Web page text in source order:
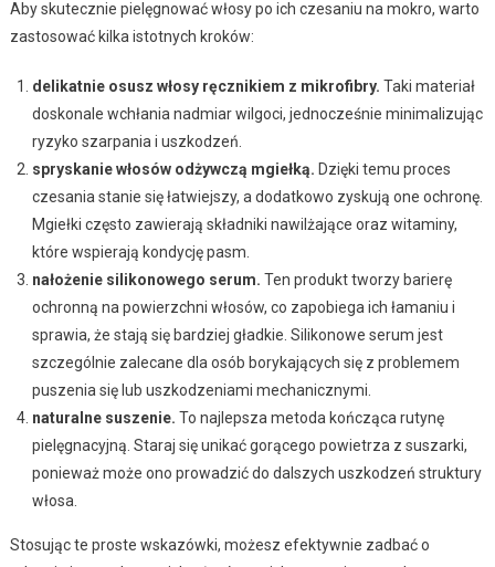
Aby skutecznie pielęgnować włosy po ich czesaniu na mokro, warto
zastosować kilka istotnych kroków:
delikatnie osusz włosy ręcznikiem z mikrofibry. Taki materiał
doskonale wchłania nadmiar wilgoci, jednocześnie minimalizując
ryzyko szarpania i uszkodzeń.
spryskanie włosów odżywczą mgiełką. Dzięki temu proces
czesania stanie się łatwiejszy, a dodatkowo zyskują one ochronę.
Mgiełki często zawierają składniki nawilżające oraz witaminy,
które wspierają kondycję pasm.
nałożenie silikonowego serum. Ten produkt tworzy barierę
ochronną na powierzchni włosów, co zapobiega ich łamaniu i
sprawia, że stają się bardziej gładkie. Silikonowe serum jest
szczególnie zalecane dla osób borykających się z problemem
puszenia się lub uszkodzeniami mechanicznymi.
naturalne suszenie. To najlepsza metoda kończąca rutynę
pielęgnacyjną. Staraj się unikać gorącego powietrza z suszarki,
ponieważ może ono prowadzić do dalszych uszkodzeń struktury
włosa.
Stosując te proste wskazówki, możesz efektywnie zadbać o